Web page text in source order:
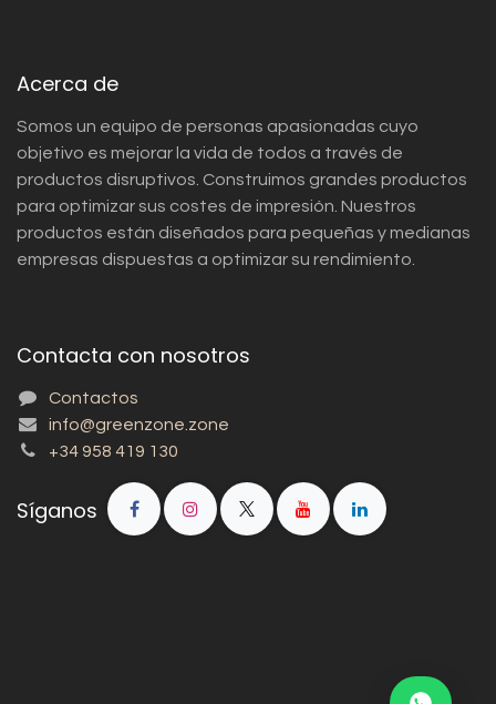
Acerca de
Somos un equipo de personas apasionadas cuyo
objetivo es mejorar la vida de todos a través de
productos disruptivos. Construimos grandes productos
para optimizar sus costes de impresión. Nuestros
productos están diseñados para pequeñas y medianas
empresas dispuestas a optimizar su rendimiento.
Contacta con nosotros
Contactos
info@greenzone.zone
+34 958 419 130
Síganos